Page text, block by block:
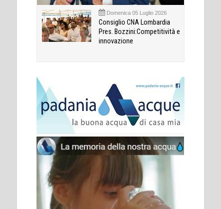
Domenica 05 Luglio 2026
Consiglio CNA Lombardia
Pres. Bozzini:Competitività e
innovazione